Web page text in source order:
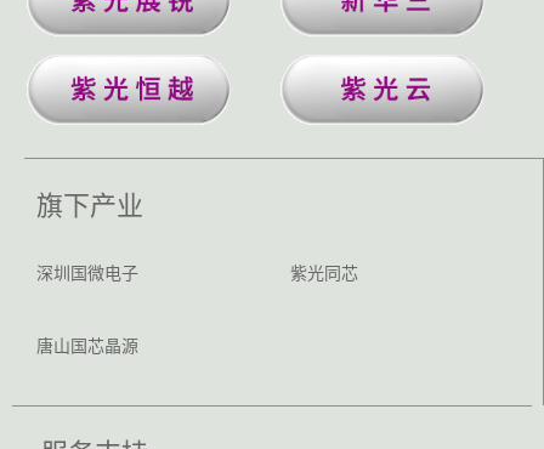
旗下产业
深圳国微电子 紫光同芯
唐山国芯晶源